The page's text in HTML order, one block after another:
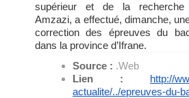
supérieur et de la recherche
Amzazi, a effectué, dimanche,
correction des épreuves du
dans la province d’Ifrane.
Source : .Web
Lien : http://
actualite/../epreuves-du-